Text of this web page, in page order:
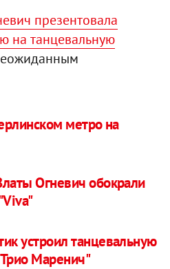
презентовала
на танцевальную
метро на
Огневич обокрали
устроил танцевальную
Маренич"